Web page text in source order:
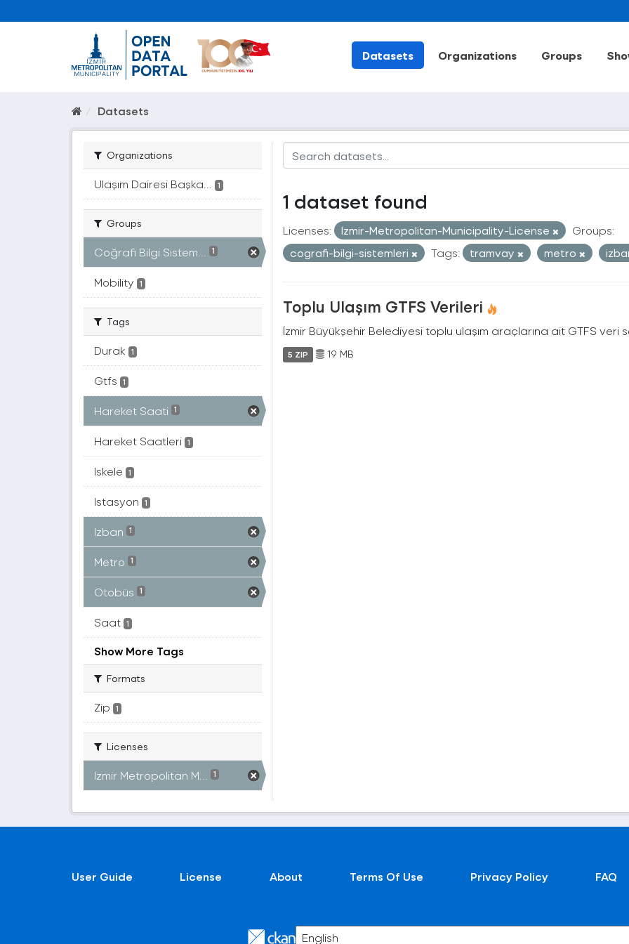
Datasets Organizations Groups
Datasets
Organizations
Ulaşım Dairesi Başka... 1
Groups
Coğrafi Bilgi Sistem... 1
Mobility 1
Tags
Durak 1
Gtfs 1
Hareket Saati 1
Hareket Saatleri 1
Iskele 1
Istasyon 1
Izban 1
Metro 1
Otobüs 1
Saat 1
Show More Tags
Formats
Zip 1
Licenses
Izmir Metropolitan M... 1
1 dataset found
Licenses: Izmir-Metropolitan-Municipality-License
Groups:
cografi-bilgi-sistemleri
Tags: tramvay metro
Toplu Ulaşım GTFS Verileri
İzmir Büyükşehir Belediyesi toplu ulaşım araçlarına ait GTFS veri
5 ZIP 19 MB
User Guide License About Terms Of Use Privacy Policy FAQ